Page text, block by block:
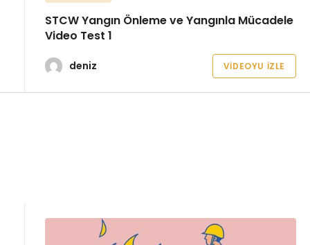
STCW Yangın Önleme ve Yangınla Mücadele
Video Test 1
deniz VIDEOYU İZLE